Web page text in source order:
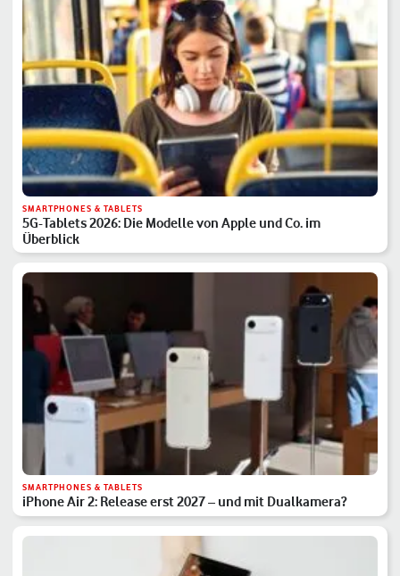
SMARTPHONES & TABLETS
5G-Tablets 2026: Die Modelle von Apple und Co. im
Überblick
SMARTPHONES & TABLETS
iPhone Air 2: Release erst 2027 – und mit Dualkamera?